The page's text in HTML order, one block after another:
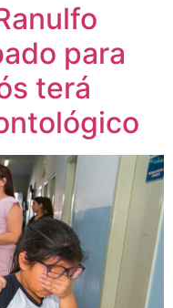
para
terá